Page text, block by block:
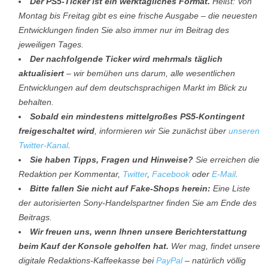
Montag bis Freitag gibt es eine frische Ausgabe – die neuesten
Entwicklungen finden Sie also immer nur im Beitrag des
jeweiligen Tages.
Der nachfolgende Ticker wird mehrmals täglich
aktualisiert – wir bemühen uns darum, alle wesentlichen
Entwicklungen auf dem deutschsprachigen Markt im Blick zu
behalten.
Sobald ein mindestens mittelgroßes PS5-Kontingent
freigeschaltet wird , informieren wir Sie zunächst über unseren
Twitter-Kanal.
Sie haben Tipps, Fragen und Hinweise? Sie erreichen die
Redaktion per Kommentar, Twitter, Facebookoder E-Mail.
Bitte fallen Sie nicht auf Fake-Shops herein: Eine Liste
der autorisierten Sony-Handelspartner finden Sie am Ende des
Beitrags.
Wir freuen uns, wenn Ihnen unsere Berichterstattung
beim Kauf der Konsole geholfen hat. Wer mag, findet unsere
digitale Redaktions-Kaffeekasse beiPayPal– natürlich völlig